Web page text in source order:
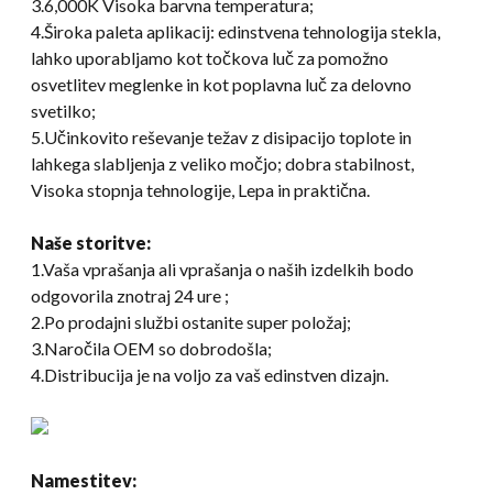
3.6,000K Visoka barvna temperatura;
4.Široka paleta aplikacij: edinstvena tehnologija stekla,
lahko uporabljamo kot točkova luč za pomožno
osvetlitev meglenke in kot poplavna luč za delovno
svetilko;
5.Učinkovito reševanje težav z disipacijo toplote in
lahkega slabljenja z veliko močjo; dobra stabilnost,
Visoka stopnja tehnologije, Lepa in praktična.
Naše storitve:
1.Vaša vprašanja ali vprašanja o naših izdelkih bodo
odgovorila znotraj 24 ure ;
2.Po prodajni službi ostanite super položaj;
3.Naročila OEM so dobrodošla;
4.Distribucija je na voljo za vaš edinstven dizajn.
Namestitev: